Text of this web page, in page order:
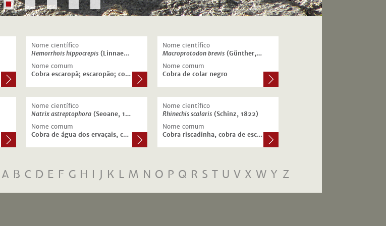
Nome científico
Hemorrhois hippocrepis (Linnaeus, 1758)
Nome comum
Cobra escaropã; escaropão; cobra de ferradura
Nome científico
Macroprotodon brevis (Günther, 1862)
Nome comum
Cobra de colar negro
Nome científico
Natrixastreptophora (Seoane, 1884)
Nome comum
Cobra de água dos ervaçais, cobra de água de colar
Nome científico
Rhinechis scalaris (Schinz, 1822)
Nome comum
Cobra riscadinha, cobra de escada
A B C D E F G H I J K L M N O P Q R S T U V X W Y Z